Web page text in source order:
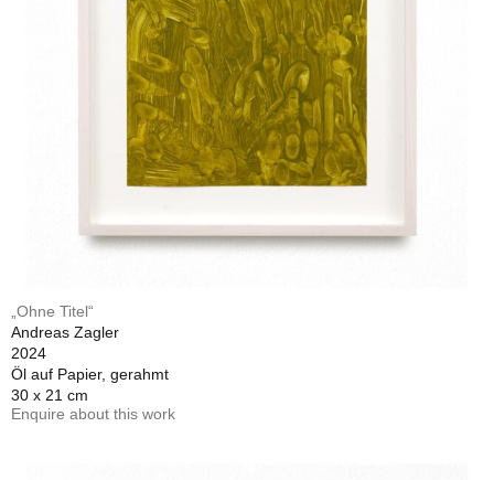
„Ohne Titel“
Andreas Zagler
2024
Öl auf Papier, gerahmt
30 x 21 cm
Enquire about this work